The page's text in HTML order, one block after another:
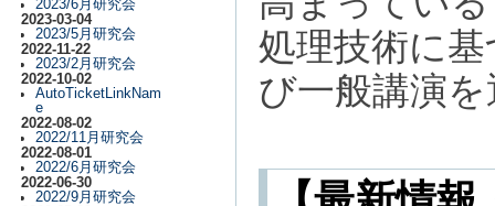
2023/6月研究会
2023-03-04
2023/5月研究会
2022-11-22
2023/2月研究会
2022-10-02
AutoTicketLinkNam
e
2022-08-02
2022/11月研究会
2022-08-01
2022/6月研究会
2022-06-30
2022/9月研究会
処理技術に
び一般講演